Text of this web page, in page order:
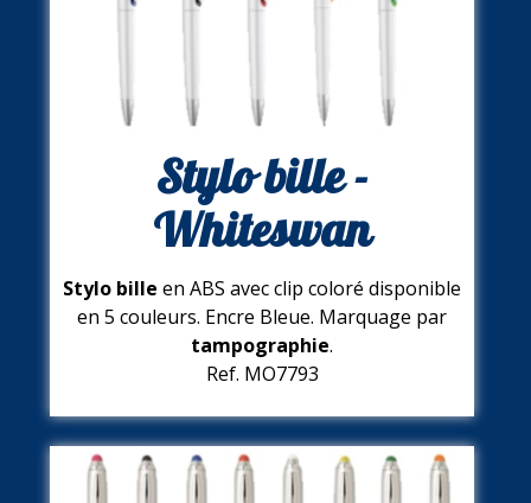
Stylo bille -
Whiteswan
Stylo bille en ABS avec clip coloré disponible
en 5 couleurs. Encre Bleue. Marquage par
tampographie.
Ref. MO7793